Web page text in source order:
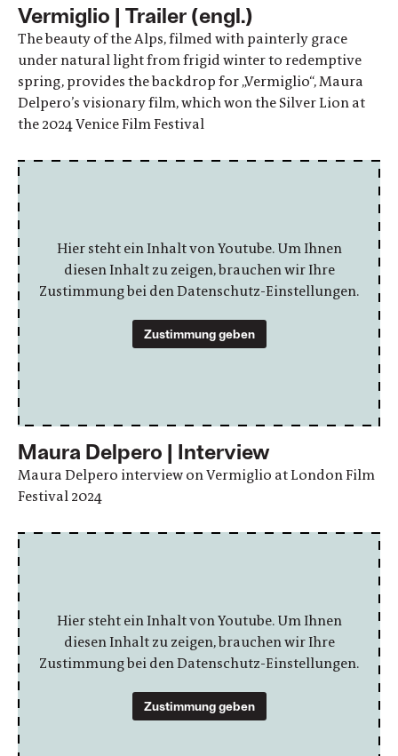
Vermiglio | Trailer (engl.)
The beauty of the Alps, filmed with painterly grace
under natural light from frigid winter to redemptive
spring, provides the backdrop for „Vermiglio“, Maura
Delpero’s visionary film, which won the Silver Lion at
the 2024 Venice Film Festival
Hier steht ein Inhalt von Youtube. Um Ihnen
diesen Inhalt zu zeigen, brauchen wir Ihre
Zustimmung bei den Datenschutz-Einstellungen.
Zustimmung geben
Maura Delpero | Interview
Maura Delpero interview on Vermiglio at London Film
Festival 2024
Hier steht ein Inhalt von Youtube. Um Ihnen
diesen Inhalt zu zeigen, brauchen wir Ihre
Zustimmung bei den Datenschutz-Einstellungen.
Zustimmung geben